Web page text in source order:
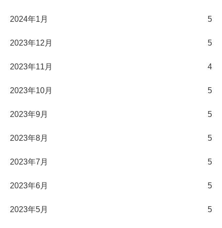
2024年1月 5
2023年12月 5
2023年11月 4
2023年10月 5
2023年9月 5
2023年8月 5
2023年7月 5
2023年6月 5
2023年5月 5